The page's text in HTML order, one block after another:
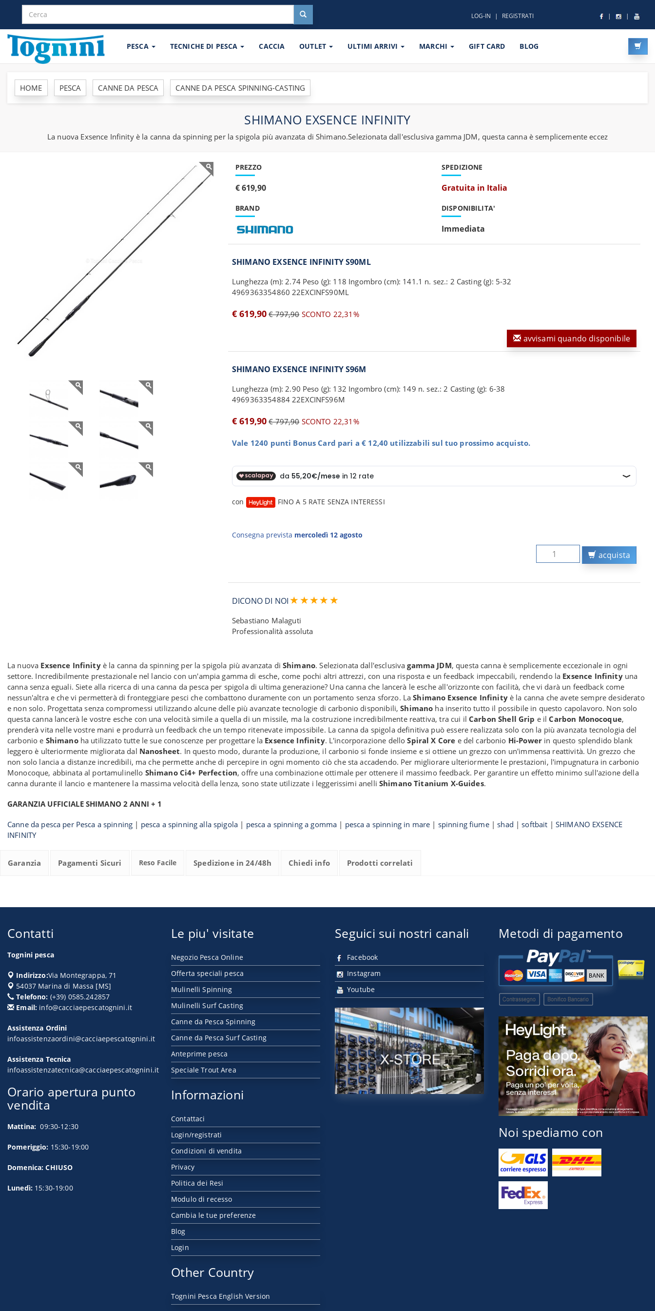
LOG-IN REGISTRATI
PESCA TECNICHE DI PESCA CACCIA OUTLET ULTIMI ARRIVI MARCHI GIFT CARD BLOG
HOME PESCA CANNE DA PESCA CANNE DA PESCA SPINNING-CASTING
SHIMANO EXSENCE INFINITY
La nuova Exsence Infinity è la canna da spinning per la spigola più avanzata di Shimano.Selezionata dall'esclusiva gamma JDM, questa canna è semplicemente eccez
PREZZO
€ 619,90
BRAND
SPEDIZIONE
Gratuita in Italia
DISPONIBILITA'
Immediata
SHIMANO EXSENCE INFINITY S90ML
Lunghezza (m): 2.74 Peso (g): 118 Ingombro (cm): 141.1 n. sez.: 2 Casting (g): 5-32
4969363354860 22EXCINFS90ML
€ 619,90 € 797,90SCONTO 22,31%
avvisami quando disponibile
SHIMANO EXSENCE INFINITY S96M
Lunghezza (m): 2.90 Peso (g): 132 Ingombro (cm): 149 n. sez.: 2 Casting (g): 6-38
4969363354884 22EXCINFS96M
€ 619,90 € 797,90SCONTO 22,31%
Vale 1240 punti Bonus Card pari a € 12,40 utilizzabili sul tuo prossimo acquisto.
con FINO A 5 RATE SENZA INTERESSI
Consegna prevista mercoledì 12 agosto
acquista
DICONO DI NOI
Sebastiano Malaguti
Professionalità assoluta
La nuova Exsence Infinityè la canna da spinning per la spigola più avanzata diShimano. Selezionata dall'esclusivagamma JDM, questa canna è semplicemente eccezionale in ogni
settore. Incredibilmente prestazionale nel lancio con un'ampia gamma di esche, come pochi altri attrezzi, con una risposta e un feedback impeccabili, rendendo la Exsence Infinityuna
canna senza eguali. Siete alla ricerca di una canna da pesca per spigola di ultima generazione? Una canna che lancerà le esche all'orizzonte con facilità, che vi darà un feedback come
nessun'altra e che vi permetterà di fronteggiare pesci che combattono duramente con un portamento senza sforzo. LaShimano Exsence Infinityè la canna che avete sempre desiderato
e non solo. Progettata senza compromessi utilizzando alcune delle più avanzate tecnologie di carbonio disponibili,Shimano ha inserito tutto il possibile in questo capolavoro. Non solo
questa canna lancerà le vostre esche con una velocità simile a quella di un missile, ma la costruzione incredibilmente reattiva, tra cui il Carbon Shell Grip e il Carbon Monocoque,
prenderà vita nelle vostre mani e produrrà un feedback che un tempo ritenevate impossibile. La canna da spigola definitiva può essere realizzata solo con la più avanzata tecnologia del
carbonio e Shimanoha utilizzato tutte le sue conoscenze per progettare la Exsence Infinity. L'incorporazione delloSpiral X Core e del carbonio Hi-Power in questo splendido blank
leggero è ulteriormente migliorata dal Nanosheet. In questo modo, durante la produzione, il carbonio si fonde insieme e si ottiene un grezzo con un'immensa reattività. Un grezzo che
non solo lancia a distanze incredibili, ma che permette anche di percepire in ogni momento ciò che sta accadendo. Per migliorare ulteriormente le prestazioni, l'impugnatura in carbonio
Monocoque, abbinata al portamulinello Shimano Ci4+ Perfection, offre una combinazione ottimale per ottenere il massimo feedback. Per garantire un effetto minimo sull'azione della
canna durante il lancio e mantenere la massima velocità della lenza, sono state utilizzate i leggerissimi anelli Shimano Titanium X-Guides.
GARANZIA UFFICIALE SHIMANO 2 ANNI + 1
Canne da pesca per Pesca a spinning | pesca a spinning alla spigola | pesca a spinning a gomma | pesca a spinning in mare | spinning fiume|shad |softbait | SHIMANO EXSENCE
INFINITY
Garanzia Pagamenti Sicuri Reso Facile Spedizione in 24/48h Chiedi info Prodotti correlati
Contatti
Tognini pesca
Indirizzo:Via Montegrappa, 71
54037 Marina di Massa [MS]
Telefono: (+39) 0585.242857
Email: info@cacciaepescatognini.it
Assistenza Ordini
infoassistenzaordini@cacciaepescatognini.it
Assistenza Tecnica
infoassistenzatecnica@cacciaepescatognini.it
Orario apertura punto
vendita
Mattina: 09:30-12:30
Pomeriggio: 15:30-19:00
Domenica: CHIUSO
Lunedì: 15:30-19:00
Le piu' visitate
Negozio Pesca Online
Offerta speciali pesca
Mulinelli Spinning
Mulinelli Surf Casting
Canne da Pesca Spinning
Canne da Pesca Surf Casting
Anteprime pesca
Speciale Trout Area
Informazioni
Contattaci
Login/registrati
Condizioni di vendita
Privacy
Politica dei Resi
Modulo di recesso
Cambia le tue preferenze
Blog
Login
Other Country
Tognini Pesca English Version
Seguici sui nostri canali
Facebook
Instagram
Youtube
Metodi di pagamento
Noi spediamo con